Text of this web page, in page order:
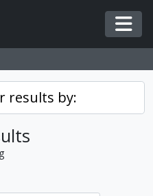
results by: